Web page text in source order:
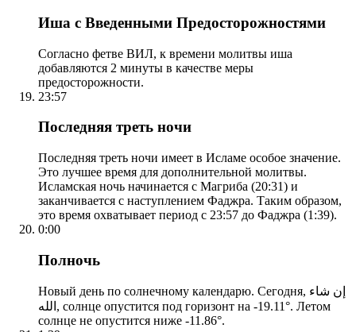
Иша с Введенными Предосторожностями
Согласно фетве ВИЛ, к времени молитвы иша
добавляются 2 минуты в качестве меры
предосторожности.
23:57
Последняя треть ночи
Последняя треть ночи имеет в Исламе особое значение.
Это лучшее время для дополнительной молитвы.
Исламская ночь начинается с Магриба (20:31) и
заканчивается с наступлением Фаджра. Таким образом,
это время охватывает период с 23:57 до Фаджра (1:39).
0:00
Полночь
Новый день по солнечному календарю. Сегодня, إن شاء
الله, солнце опустится под горизонт на -19.11°. Летом
солнце не опустится ниже -11.86°.